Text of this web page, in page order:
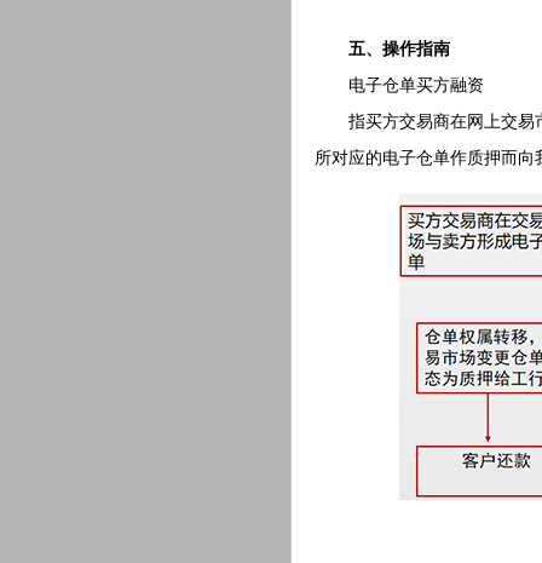
五、操作指南
电子仓单买方融资
指买方交易商在网上交易市
所对应的电子仓单作质押而